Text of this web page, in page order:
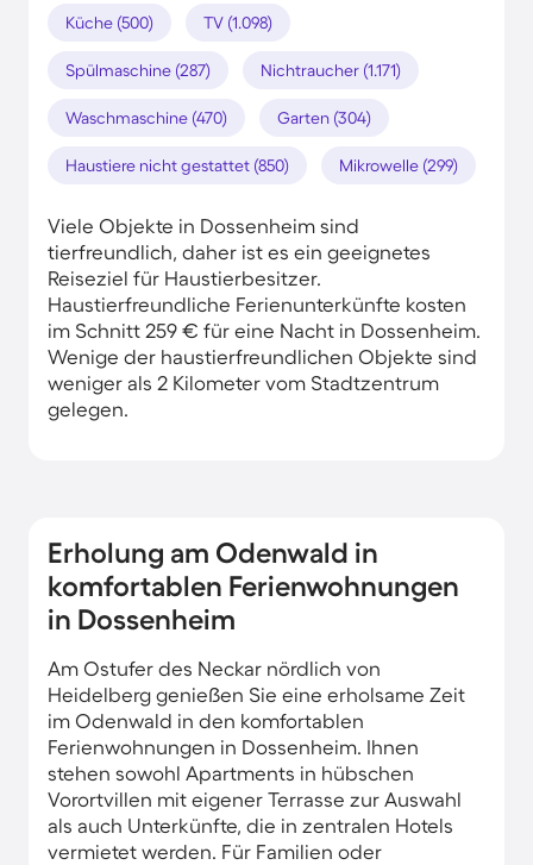
Küche (500) TV (1.098)
Spülmaschine (287) Nichtraucher (1.171)
Waschmaschine (470) Garten (304)
Haustiere nicht gestattet (850) Mikrowelle (299)
Viele Objekte in Dossenheim sind
tierfreundlich, daher ist es ein geeignetes
Reiseziel für Haustierbesitzer.
Haustierfreundliche Ferienunterkünfte kosten
im Schnitt 259 € für eine Nacht in Dossenheim.
Wenige der haustierfreundlichen Objekte sind
weniger als 2 Kilometer vom Stadtzentrum
gelegen.
Erholung am Odenwald in
komfortablen Ferienwohnungen
in Dossenheim
Am Ostufer des Neckar nördlich von
Heidelberg genießen Sie eine erholsame Zeit
im Odenwald in den komfortablen
Ferienwohnungen in Dossenheim. Ihnen
stehen sowohl Apartments in hübschen
Vorortvillen mit eigener Terrasse zur Auswahl
als auch Unterkünfte, die in zentralen Hotels
vermietet werden. Für Familien oder